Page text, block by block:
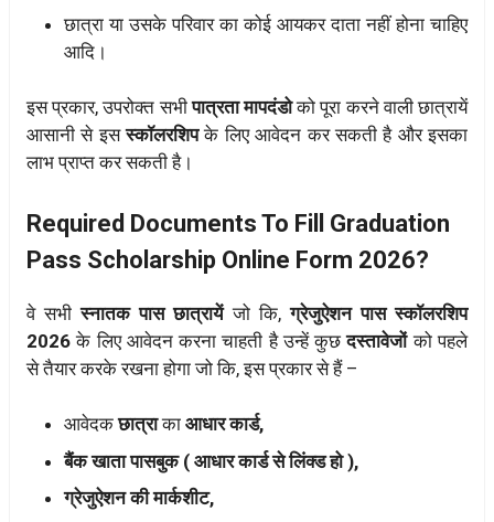
छात्रा या उसके परिवार का कोई आयकर दाता नहीं होना चाहिए
आदि।
इस प्रकार, उपरोक्त सभीपात्रता मापदंडोको पूरा करने वाली छात्रायें
आसानी से इसस्कॉलरशिपके लिए आवेदन कर सकती है और इसका
लाभ प्राप्त कर सकती है।
Required Documents To Fill Graduation
Pass Scholarship Online Form 2026?
वे सभीस्नातक पास छात्रायेंजो कि,ग्रेजुऐशन पास स्कॉलरशिप
2026के लिए आवेदन करना चाहती है उन्हें कुछदस्तावेजोंको पहले
से तैयार करके रखना होगा जो कि, इस प्रकार से हैं –
आवेदकछात्राका आधार कार्ड,
बैंक खाता पासबुक ( आधार कार्ड से लिंक्ड हो ),
ग्रेजुऐशन की मार्कशीट,